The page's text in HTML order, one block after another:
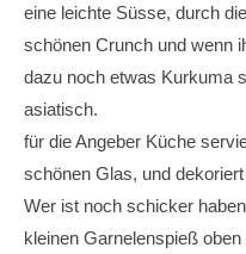
eine leichte Süsse, durch
schönen Crunch und wenn
dazu noch etwas Kurkuma
asiatisch.
für die Angeber Küche
schönen Glas, und
Wer ist noch schicker
kleinen Garnelenspieß oben